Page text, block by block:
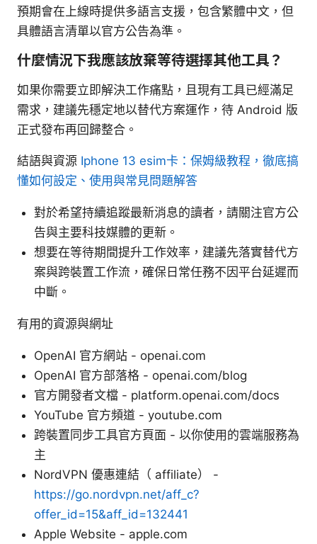
預期會在上線時提供多語言支援，包含繁體中文，但
具體語言清單以官方公告為準。
什麼情況下我應該放棄等待選擇其他工具？
如果你需要立即解決工作痛點，且現有工具已經滿足
需求，建議先穩定地以替代方案運作，待 Android 版
正式發布再回歸整合。
結語與資源 Iphone 13 esim卡：保姆級教程，徹底搞
懂如何設定、使用與常見問題解答
對於希望持續追蹤最新消息的讀者，請關注官方公
告與主要科技媒體的更新。
想要在等待期間提升工作效率，建議先落實替代方
案與跨裝置工作流，確保日常任務不因平台延遲而
中斷。
有用的資源與網址
OpenAI 官方網站 - openai.com
OpenAI 官方部落格 - openai.com/blog
官方開發者文檔 - platform.openai.com/docs
YouTube 官方頻道 - youtube.com
跨裝置同步工具官方頁面 - 以你使用的雲端服務為
主
NordVPN 優惠連結（ affiliate） -
https://go.nordvpn.net/aff_c?
offer_id=15&aff_id=132441
Apple Website - apple.com